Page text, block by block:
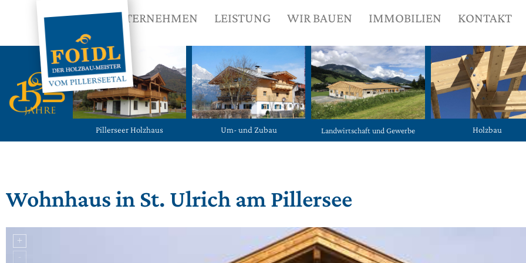
UNTERNEHMEN LEISTUNG WIR BAUEN IMMOBILIEN KONTAKT
Pillerseer Holzhaus Um- und Zubau Landwirtschaft und Gewerbe Holzbau
Wohnhaus in St. Ulrich am Pillersee